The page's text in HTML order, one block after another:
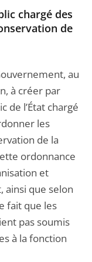
chargé des
de
au
à créer par
de l’État chargé
les
de la
ordonnance
et
ainsi que selon
fait que les
pas soumis
à la fonction